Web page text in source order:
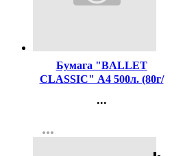
Бумага "BALLET
CLASSIC" А4 500л. (80г/
(Светогорский ЦБК) (Ст.5)
...
Регистрация
more_horiz